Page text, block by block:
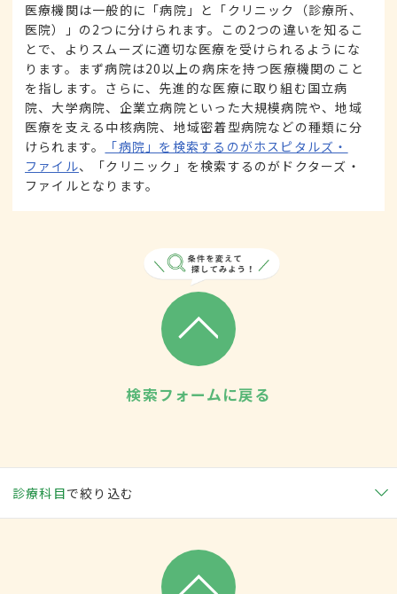
医療機関は一般的に「病院」と「クリニック（診療所、
医院）」の2つに分けられます。この2つの違いを知るこ
とで、よりスムーズに適切な医療を受けられるようにな
ります。まず病院は20以上の病床を持つ医療機関のこと
を指します。さらに、先進的な医療に取り組む国立病
院、大学病院、企業立病院といった大規模病院や、地域
医療を支える中核病院、地域密着型病院などの種類に分
けられます。
「病院」を検索するのがホスピタルズ・
ファイル、「クリニック」を検索するのがドクターズ・
ファイルとなります。
検索フォームに戻る
診療科目で絞り込む